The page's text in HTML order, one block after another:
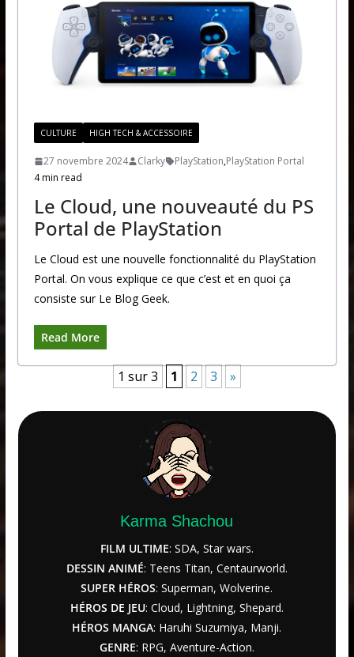
CULTURE HIGH TECH & ACCESSOIRE
27 novembre 2024 Clarky PlayStation,PlayStation Portal
4 min read
Le Cloud, une nouveauté du PS
Portal de PlayStation
Le Cloud est une nouvelle fonctionnalité du PlayStation
Portal. On vous explique ce que c’est et en quoi ça
consiste sur Le Blog Geek.
Read More
1 sur 3 1 2 3 »
Karma Shachou
FILM ULTIME: SDA, Star wars.
DESSIN ANIMÉ: Teens Titan, Centaurworld.
SUPER HÉROS: Superman, Wolverine.
HÉROS DE JEU: Cloud, Lightning, Shepard.
HÉROS MANGA: Haruhi Suzumiya, Manji.
GENRE: RPG, Aventure-Action.